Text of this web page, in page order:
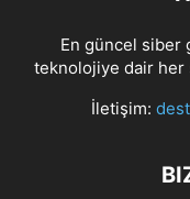
En güncel siber
teknolojiye dair
İletişim: